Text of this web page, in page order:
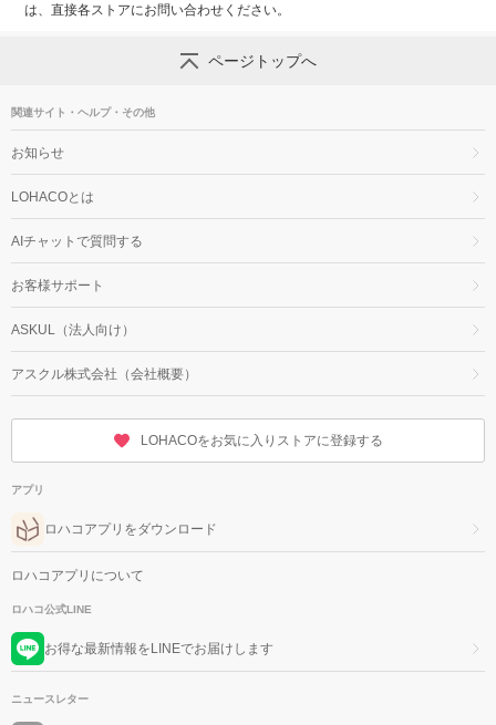
は、直接各ストアにお問い合わせください。
ページトップへ
関連サイト・ヘルプ・その他
お知らせ
LOHACOとは
AIチャットで質問する
お客様サポート
ASKUL（法人向け）
アスクル株式会社（会社概要）
LOHACOをお気に入りストアに登録する
アプリ
ロハコアプリをダウンロード
ロハコアプリについて
ロハコ公式LINE
お得な最新情報をLINEでお届けします
ニュースレター